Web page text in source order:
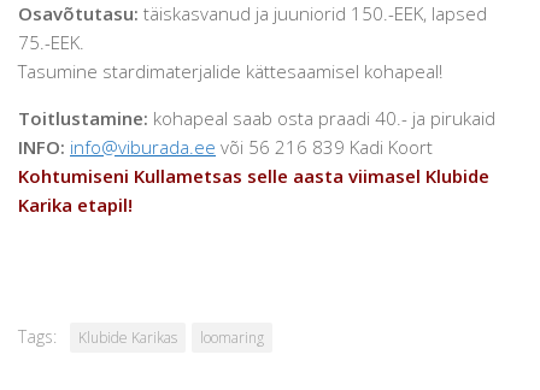
Osavõtutasu: täiskasvanud ja juuniorid 150.-EEK, lapsed
75.-EEK.
Tasumine stardimaterjalide kättesaamisel kohapeal!
Toitlustamine: kohapeal saab osta praadi 40.- ja pirukaid
INFO: info@viburada.ee või 56 216 839 Kadi Koort
Kohtumiseni Kullametsas selle aasta viimasel Klubide
Karika etapil!
Tags: Klubide Karikas loomaring